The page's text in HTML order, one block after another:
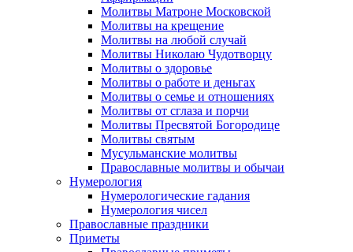
Молитвы Матроне Московской
Молитвы на крещение
Молитвы на любой случай
Молитвы Николаю Чудотворцу
Молитвы о здоровье
Молитвы о работе и деньгах
Молитвы о семье и отношениях
Молитвы от сглаза и порчи
Молитвы Пресвятой Богородице
Молитвы святым
Мусульманские молитвы
Православные молитвы и обычаи
Нумерология
Нумерологические гадания
Нумерология чисел
Православные праздники
Приметы